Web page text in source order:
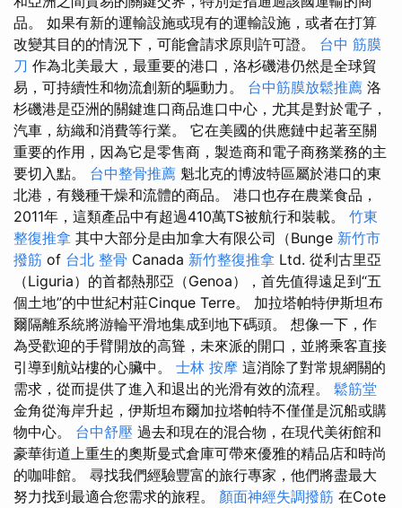
品。 如果有新的運輸設施或現有的運輸設施，或者在打算
改變其目的的情況下，可能會請求原則許可證。 台中 筋膜
刀 作為北美最大，最重要的港口，洛杉磯港仍然是全球貿
易，可持續性和物流創新的驅動力。 台中筋膜放鬆推薦 洛
杉磯港是亞洲的關鍵進口商品進口中心，尤其是對於電子，
汽車，紡織和消費等行業。 它在美國的供應鏈中起著至關
重要的作用，因為它是零售商，製造商和電子商務業務的主
要切入點。 台中整骨推薦 魁北克的博波特區屬於港口的東
北港，有幾種干燥和流體的商品。 港口也存在農業食品，
2011年，這類產品中有超過410萬TS被航行和裝載。 竹東
整復推拿 其中大部分是由加拿大有限公司（Bunge 新竹市
撥筋 of 台北 整骨 Canada 新竹整復推拿 Ltd. 從利古里亞
（Liguria）的首都熱那亞（Genoa），首先值得遠足到“五
個土地”的中世紀村​​莊Cinque Terre。 加拉塔帕特伊斯坦布
爾隔離系統將游輪平滑地集成到地下碼頭。 想像一下，作
為受歡迎的手臂開放的高聳，未來派的開口，並將乘客直接
引導到航站樓的心臟中。 士林 按摩 這消除了對常規網關的
需求，從而提供了進入和退出的光滑有效的流程。 鬆筋堂
金角從海岸升起，伊斯坦布爾加拉塔帕特不僅僅是沉船或購
物中心。 台中舒壓 過去和現在的混合物，在現代美術館和
豪華街道上重生的奧斯曼式倉庫可帶來優雅的精品店和時尚
的咖啡館。 尋找我們經驗豐富的旅行專家，他們將盡最大
努力找到最適合您需求的旅程。 顏面神經失調撥筋 在Cote